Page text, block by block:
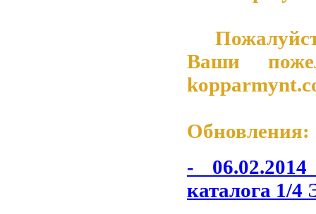
Ваши
Обновления:
-
каталога 1/4